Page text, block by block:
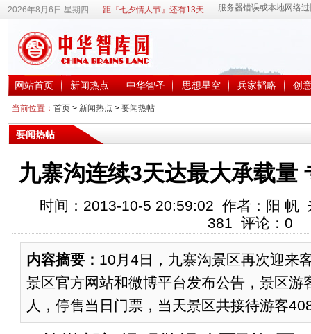
2026年8月6日 星期四 距『七夕情人节』还有13天
网站首页 新闻热点 中华智圣 思想星空 兵家韬略 创
当前位置： 首页> 新闻热点 > 要闻热帖
要闻热帖
九寨沟连续3天达最大承载量
时间：2013-10-5 20:59:02 作者：阳 帆
381 评论： 0
内容摘要： 10月4日，九寨沟景区再次迎来
景区官方网站和微博平台发布公告，景区游
人，停售当日门票，当天景区共接待游客